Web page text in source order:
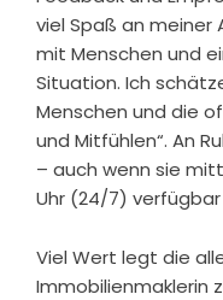
viel Spaß an meiner
mit Menschen und
Situation. Ich
Menschen und die
und Mitfühlen“. An
– auch wenn sie
Uhr (24/7) verfügbar
Viel Wert legt die
Immobilienmaklerin